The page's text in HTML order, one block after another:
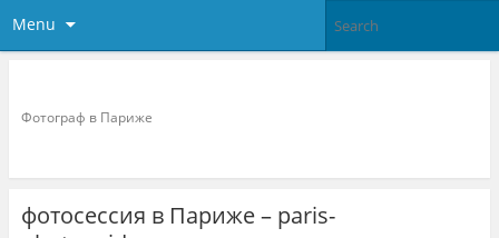
Menu
Фотограф в Париже
фотосессия в Париже – paris-